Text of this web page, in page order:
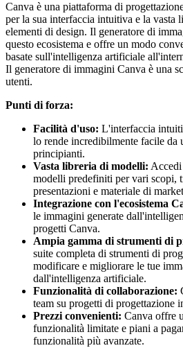
Canva è una piattaforma di
per la sua interfaccia intuitiva e la vasta
elementi di design. Il generatore di
questo ecosistema e offre un modo
basate sull'intelligenza artificiale
Il generatore di immagini Canva è una
utenti.
Punti di forza:
Facilità d'uso: L'interfaccia
lo rende incredibilmente facile da
principianti.
Vasta libreria di modelli: Accedi
modelli predefiniti per vari scopi,
presentazioni e materiale di
Integrazione con l'ecosistema
le immagini generate
progetti Canva.
Ampia gamma di strumenti di
suite completa di strumenti di
modificare e migliorare le tue
dall'intelligenza artificiale.
Funzionalità di collaborazione:
team su progetti di progettazione
Prezzi convenienti: Canva offre
funzionalità limitate e piani a
funzionalità più avanzate.